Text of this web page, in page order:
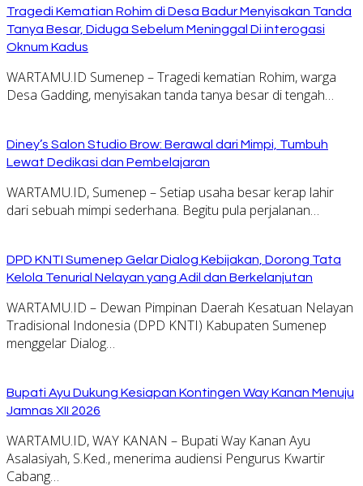
Tragedi Kematian Rohim di Desa Badur Menyisakan Tanda
Tanya Besar, Diduga Sebelum Meninggal Di interogasi
Oknum Kadus
WARTAMU.ID Sumenep – Tragedi kematian Rohim, warga
Desa Gadding, menyisakan tanda tanya besar di tengah…
Diney’s Salon Studio Brow: Berawal dari Mimpi, Tumbuh
Lewat Dedikasi dan Pembelajaran
WARTAMU.ID, Sumenep – Setiap usaha besar kerap lahir
dari sebuah mimpi sederhana. Begitu pula perjalanan…
DPD KNTI Sumenep Gelar Dialog Kebijakan, Dorong Tata
Kelola Tenurial Nelayan yang Adil dan Berkelanjutan
WARTAMU.ID – Dewan Pimpinan Daerah Kesatuan Nelayan
Tradisional Indonesia (DPD KNTI) Kabupaten Sumenep
menggelar Dialog…
Bupati Ayu Dukung Kesiapan Kontingen Way Kanan Menuju
Jamnas XII 2026
WARTAMU.ID, WAY KANAN – Bupati Way Kanan Ayu
Asalasiyah, S.Ked., menerima audiensi Pengurus Kwartir
Cabang…